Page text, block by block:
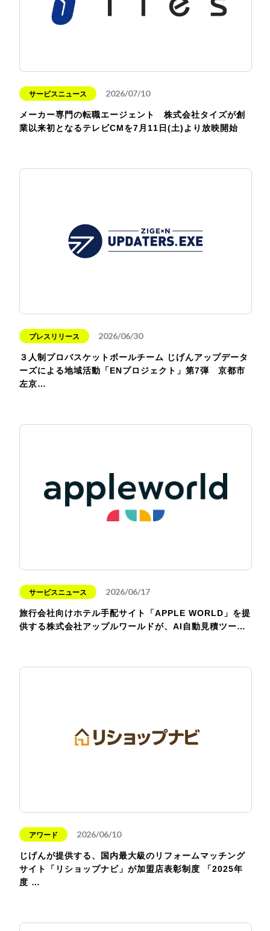
サービスニュース 2026/07/10
メーカー専門の転職エージェント 株式会社タイズが創
業以来初となるテレビCMを7月11日(土)より放映開始
プレスリリース 2026/06/30
３人制プロバスケットボールチーム じげんアップデータ
ーズによる地域活動「ENプロジェクト」第7弾 京都市
左京…
サービスニュース 2026/06/17
旅行会社向けホテル手配サイト「APPLE WORLD」を提
供する株式会社アップルワールドが、AI自動見積ツー…
アワード 2026/06/10
じげんが提供する、国内最大級のリフォームマッチング
サイト「リショップナビ」が加盟店表彰制度 「2025年
度 …